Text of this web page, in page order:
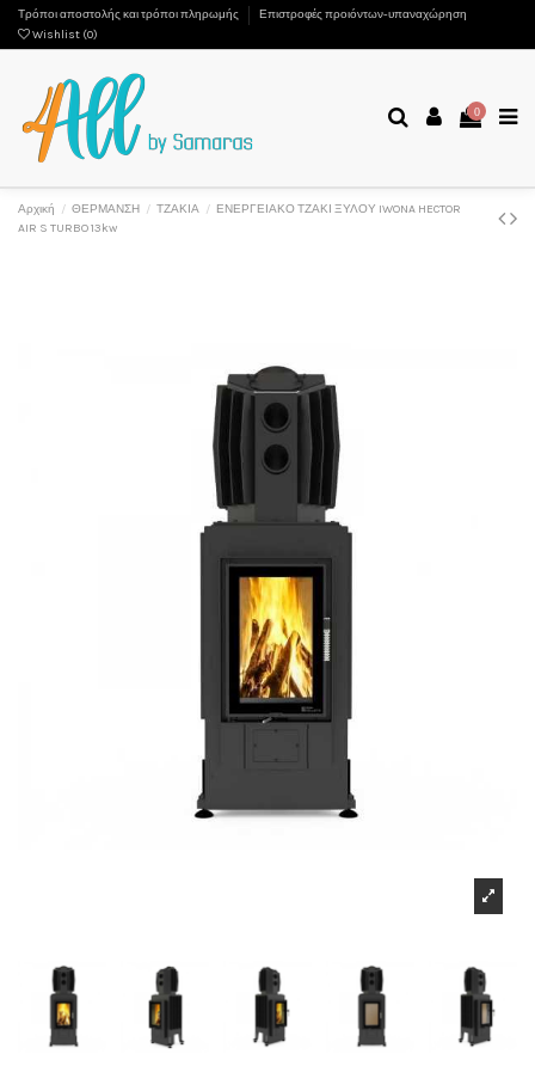
Τρόποι αποστολής και τρόποι πληρωμής
Επιστροφές προιόντων-υπαναχώρηση
Wishlist (0)
0
Αρχική ΘΕΡΜΑΝΣΗ ΤΖΑΚΙΑ
ΕΝΕΡΓΕΙΑΚΟ ΤΖΑΚΙ ΞΥΛΟΥ IWONA HECTOR
AIR S TURBO 13kw